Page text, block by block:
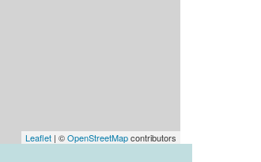
Leaflet | ©OpenStreetMapcontributors